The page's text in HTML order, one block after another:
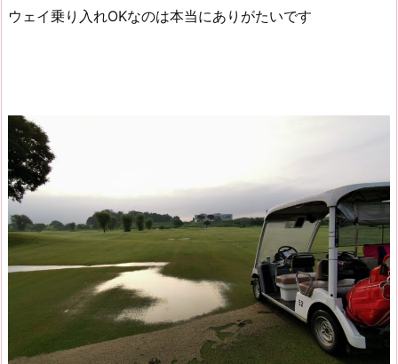
ウェイ乗り入れOKなのは本当にありがたいです